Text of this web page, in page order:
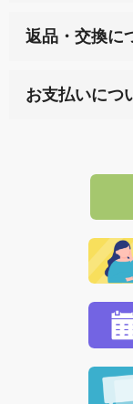
天ペイ」の方
サイト内で購入
れの生産メー
で、 それぞれ
返品・交換に
または配送途
品代金を返金
その際は誠に
願いいたします
お支払いにつ
た場合、お客
定された場合
ます。 （到着
程に合わせて